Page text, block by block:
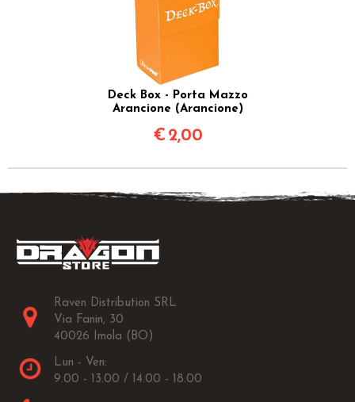
Deck Box - Porta Mazzo
Arancione (Arancione)
€ 2,00
Raven Distribution SRL
Via Fanin, 30
40026 Imola (BO)
Lun - Ven:
9.00 - 13.00 / 14.00 - 18.00